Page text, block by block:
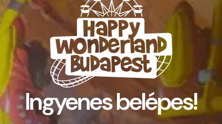
Ingyenes belépes!